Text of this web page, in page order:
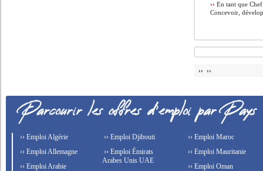
›› En tant que
Concevoir,
›› ››
›› Emploi Algérie
›› Emploi Allemagne
›› Emploi Arabie
›› Emploi Djibouti
›› Emploi Émirats
Arabes Unis UAE
›› Emploi Maroc
›› Emploi Mauritanie
›› Emploi Oman